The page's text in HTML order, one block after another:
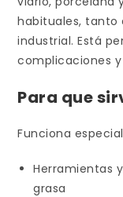
habituales,
industrial. Está
complicaciones
Para que
Funciona
Herramientas
grasa